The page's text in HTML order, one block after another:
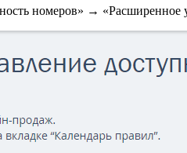
номеров» → «Расширенное